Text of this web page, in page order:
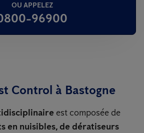
OU APPELEZ
96900
Control à Bastogne
est composée de
en nuisibles, de dératiseurs